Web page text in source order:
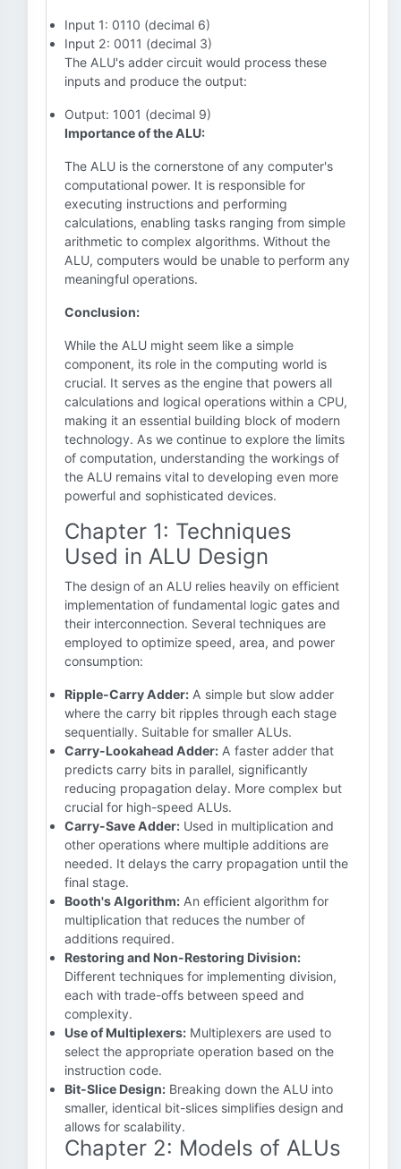
Input 1: 0110 (decimal 6)
Input 2: 0011 (decimal 3)
The ALU's adder circuit would process these
inputs and produce the output:
Output: 1001 (decimal 9)
Importance of the ALU:
The ALU is the cornerstone of any computer's
computational power. It is responsible for
executing instructions and performing
calculations, enabling tasks ranging from simple
arithmetic to complex algorithms. Without the
ALU, computers would be unable to perform any
meaningful operations.
Conclusion:
While the ALU might seem like a simple
component, its role in the computing world is
crucial. It serves as the engine that powers all
calculations and logical operations within a CPU,
making it an essential building block of modern
technology. As we continue to explore the limits
of computation, understanding the workings of
the ALU remains vital to developing even more
powerful and sophisticated devices.
Chapter 1: Techniques
Used in ALU Design
The design of an ALU relies heavily on efficient
implementation of fundamental logic gates and
their interconnection. Several techniques are
employed to optimize speed, area, and power
consumption:
Ripple-Carry Adder: A simple but slow adder
where the carry bit ripples through each stage
sequentially. Suitable for smaller ALUs.
Carry-Lookahead Adder: A faster adder that
predicts carry bits in parallel, significantly
reducing propagation delay. More complex but
crucial for high-speed ALUs.
Carry-Save Adder: Used in multiplication and
other operations where multiple additions are
needed. It delays the carry propagation until the
final stage.
Booth's Algorithm: An efficient algorithm for
multiplication that reduces the number of
additions required.
Restoring and Non-Restoring Division:
Different techniques for implementing division,
each with trade-offs between speed and
complexity.
Use of Multiplexers: Multiplexers are used to
select the appropriate operation based on the
instruction code.
Bit-Slice Design: Breaking down the ALU into
smaller, identical bit-slices simplifies design and
allows for scalability.
Chapter 2: Models of ALUs